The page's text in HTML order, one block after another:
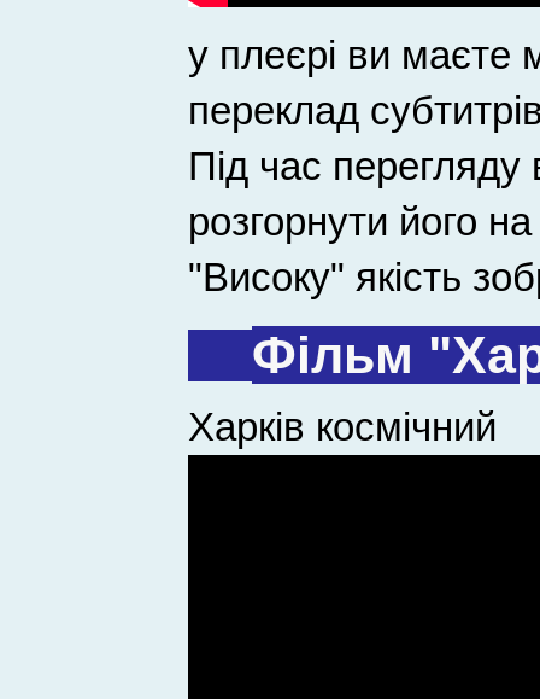
у плеєрі ви маєте
переклад
Під час
розгорнути його
"Високу" якість
Фільм
Харків космічний